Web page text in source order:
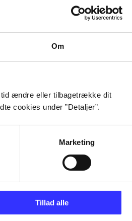
Om
tid ændre eller tilbagetrække dit
cookies under ”Detaljer”.
Marketing
Tillad alle